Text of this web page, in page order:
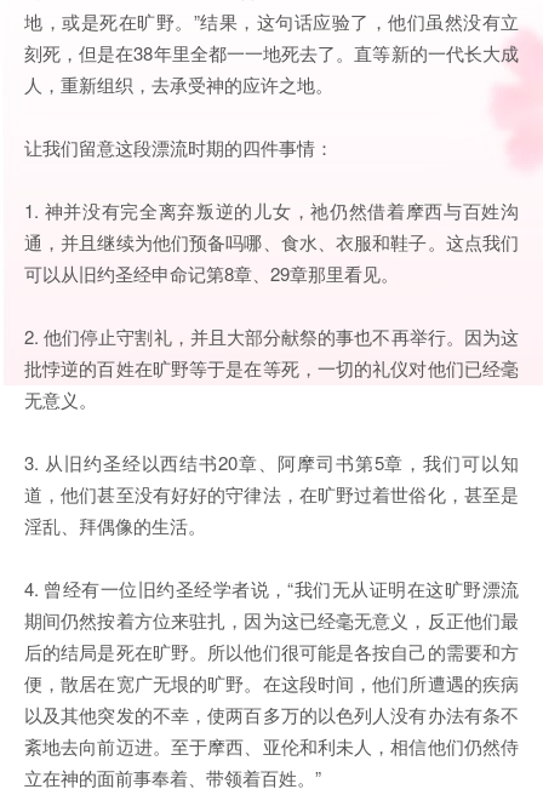
地，或是死在旷野。”结果，这句话应验了，他们虽然没有立
刻死，但是在38年里全都一一地死去了。直等新的一代长大成
人，重新组织，去承受神的应许之地。
让我们留意这段漂流时期的四件事情：
1. 神并没有完全离弃叛逆的儿女，祂仍然借着摩西与百姓沟
通，并且继续为他们预备吗哪、食水、衣服和鞋子。这点我们
可以从旧约圣经申命记第8章、29章那里看见。
2. 他们停止守割礼，并且大部分献祭的事也不再举行。因为这
批悖逆的百姓在旷野等于是在等死，一切的礼仪对他们已经毫
无意义。
3. 从旧约圣经以西结书20章、阿摩司书第5章，我们可以知
道，他们甚至没有好好的守律法，在旷野过着世俗化，甚至是
淫乱、拜偶像的生活。
4. 曾经有一位旧约圣经学者说，“我们无从证明在这旷野漂流
期间仍然按着方位来驻扎，因为这已经毫无意义，反正他们最
后的结局是死在旷野。所以他们很可能是各按自己的需要和方
便，散居在宽广无垠的旷野。在这段时间，他们所遭遇的疾病
以及其他突发的不幸，使两百多万的以色列人没有办法有条不
紊地去向前迈进。至于摩西、亚伦和利未人，相信他们仍然侍
立在神的面前事奉着、带领着百姓。”